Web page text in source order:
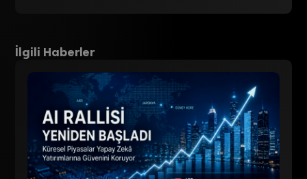
İlgili Haberler